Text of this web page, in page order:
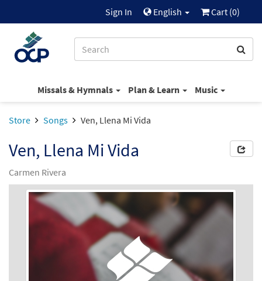
Sign In English Cart (0)
Missals & Hymnals Plan & Learn Music
Store Songs Ven, Llena Mi Vida
Ven, Llena Mi Vida
Carmen Rivera